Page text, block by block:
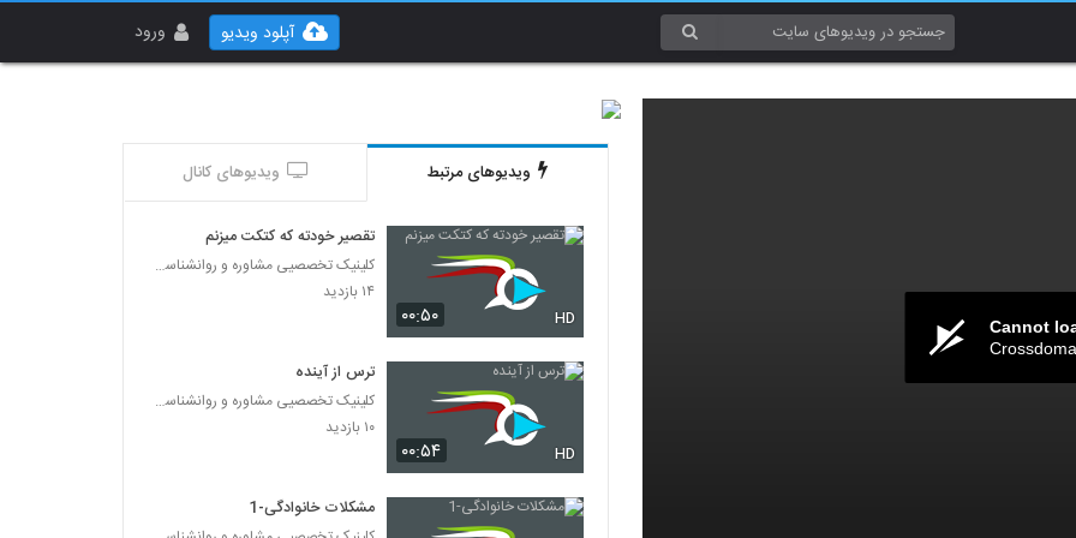
ورود آپلود ویدیو
Cannot
ویدیوهای مرتبط ویدیوهای کانال
۰۰:۵۰ HD
تقصیر خودته که کتکت میزنم
کلینیک تخصصیی مشاوره و روانشناسی خانواده ایرانی
۱۴ بازدید
۰۰:۵۴ HD
ترس از آینده
کلینیک تخصصیی مشاوره و روانشناسی خانواده ایرانی
۱۰ بازدید
مشکلات خانوادگی-1